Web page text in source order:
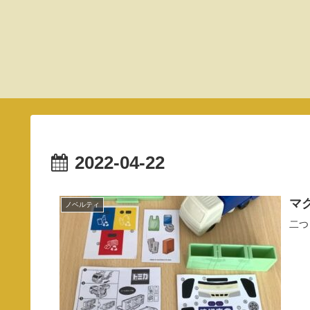
2022-04-22
ノベルティ マ
二